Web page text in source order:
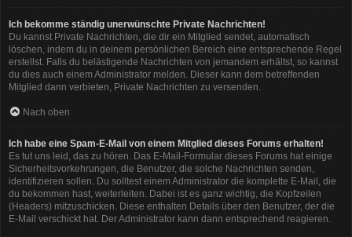
Ich bekomme ständig unerwünschte Private Nachrichten!
Du kannst Private Nachrichten, die dir ein Mitglied sendet, automatisch
löschen, indem du in deinem persönlichen Bereich eine entsprechende Regel
erstellst. Falls du belästigende Nachrichten von jemandem erhältst, so kannst
du dies auch einem Administrator melden. Dieser kann dem betreffenden
Mitglied dann verbieten, Private Nachrichten zu versenden.
Nach oben
Ich habe eine Spam-E-Mail von einem Mitglied dieses Forums erhalten!
Es tut uns leid, das zu hören. Das E-Mail-Formular dieses Forums hat einige
Sicherheitsvorkehrungen, die Benutzer, die solche Nachrichten senden,
identifizieren sollen. Du solltest einem Administrator die komplette E-Mail, die
du bekommen hast, weiterleiten. Dabei ist es ganz wichtig, die Kopfzeilen
(Headers) mitzuschicken. Diese enthalten Details über den Benutzer, der die
E-Mail verschickt hat. Der Administrator kann dann entsprechend reagieren.